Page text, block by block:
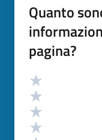
Quanto
pagina?
Valutazione